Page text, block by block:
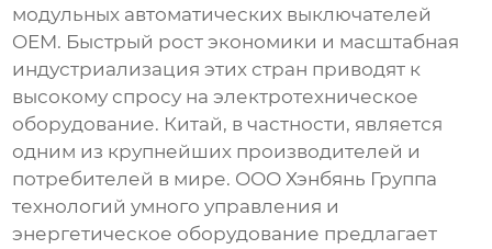
модульных автоматических выключателей
OEM. Быстрый рост экономики и масштабная
индустриализация этих стран приводят к
высокому спросу на электротехническое
оборудование. Китай, в частности, является
одним из крупнейших производителей и
потребителей в мире. ООО Хэнбянь Группа
технологий умного управления и
энергетическое оборудование предлагает